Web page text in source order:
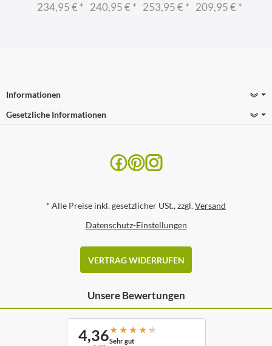
234,95 €* 240,95 €* 253,95 €* 209,95 €*
Informationen
Gesetzliche Informationen
* Alle Preise inkl. gesetzlicher USt., zzgl.Versand
Datenschutz-Einstellungen
VERTRAG WIDERRUFEN
Unsere Bewertungen
4,36★ ★ ★ ★ ★
Sehr gut